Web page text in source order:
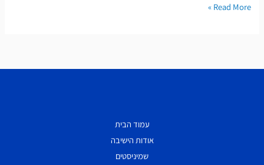
Read More »
עמוד הבית
אודות הישיבה
שמיניסטים